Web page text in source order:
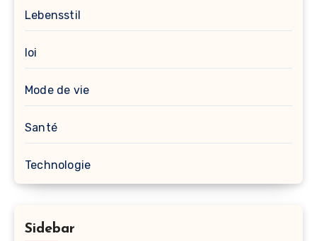
Lebensstil
loi
Mode de vie
Santé
Technologie
Sidebar